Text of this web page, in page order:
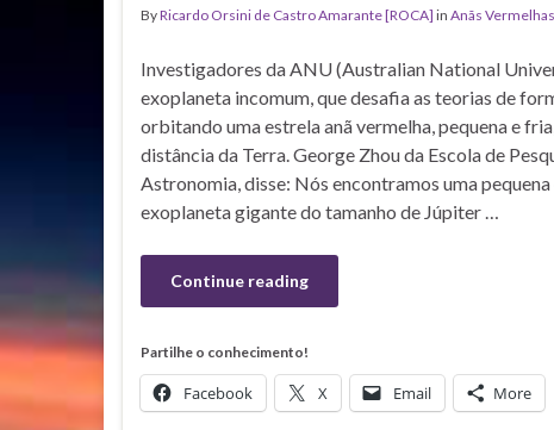
ByRicardo Orsini de Castro Amarante [ROCA] in Anãs Vermelhas
Investigadores da ANU (Australian National
exoplaneta incomum, que desafia as teorias de
orbitando uma estrela anã vermelha, pequena e
distância da Terra. George Zhou da Escola de
Astronomia, disse: Nós encontramos uma
exoplaneta gigante do tamanho de Júpiter …
Continue reading
Partilhe o conhecimento!
Facebook X Email More